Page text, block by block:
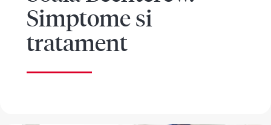
Simptome si
tratament